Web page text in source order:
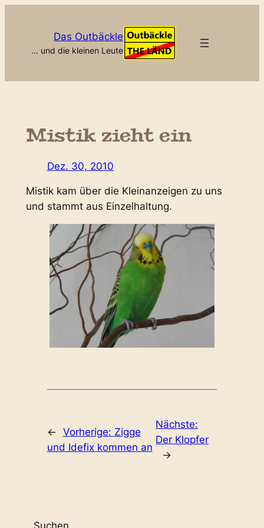
Das Outbäckle
… und die kleinen Leute
Mistik zieht ein
Dez. 30, 2010
Mistik kam über die Kleinanzeigen zu uns
und stammt aus Einzelhaltung.
← Vorherige: Zigge
und Idefix kommen an
Nächste:
Der Klopfer
→